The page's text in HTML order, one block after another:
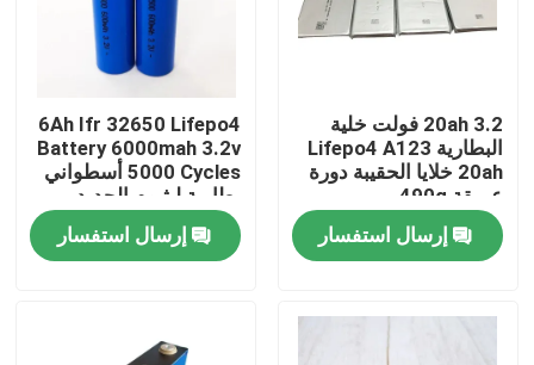
مسكن
20ah 3.2 فولت خلية
البطارية Lifepo4 A123
20ah خلايا الحقيبة دورة
عميقة 490g
إرسال استفسار
6Ah Ifr 32650 Lifepo4
Battery 6000mah 3.2v
5000 Cycles أسطواني
بطارية ليثيوم الحديد
إرسال استفسار